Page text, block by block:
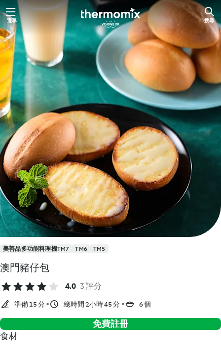
跳
至
主
要
內
容
選單 搜尋
美善品多功能料理機TM7 TM6 TM5
澳門豬仔包
4.0 3 評分
準備 15 分 總時間 2小時 45 分 6 個
免費註冊
食材